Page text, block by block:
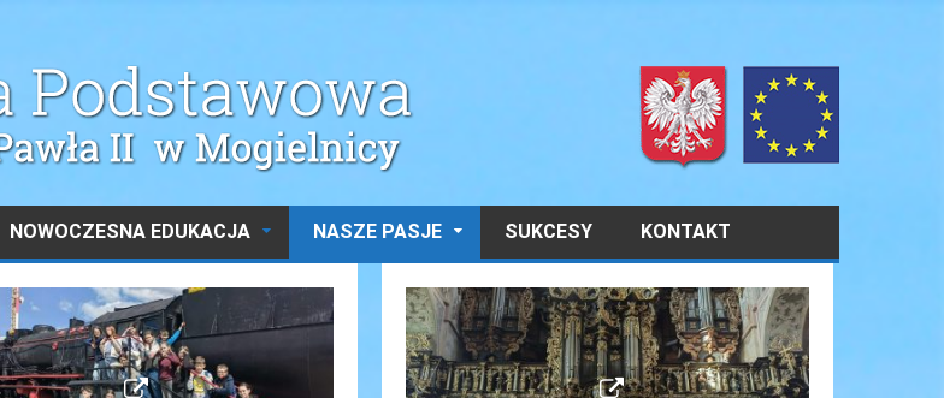
NOWOCZESNA EDUKACJA NASZE PASJE SUKCESY KONTAKT